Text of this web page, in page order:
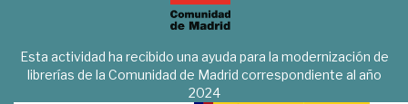
Esta actividad ha recibido una ayuda para la modernización de
librerías de la Comunidad de Madrid correspondiente al año
2024